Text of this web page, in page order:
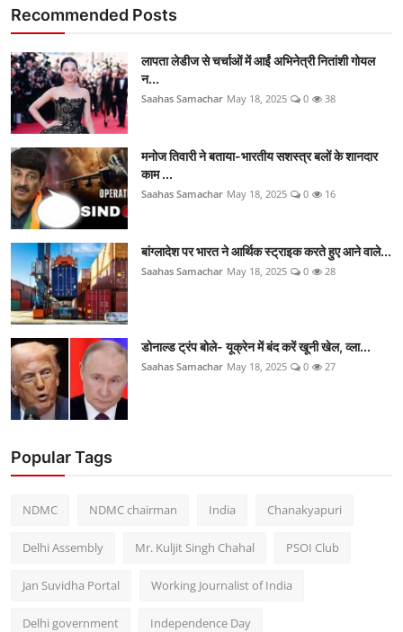
Recommended Posts
लापता लेडीज से चर्चाओं में आईं अभिनेत्री नितांशी गोयल
न...
Saahas Samachar May 18, 2025 0 38
मनोज तिवारी ने बताया-भारतीय सशस्त्र बलों के शानदार
काम ...
Saahas Samachar May 18, 2025 0 16
बांग्लादेश पर भारत ने आर्थिक स्ट्राइक करते हुए आने वाले...
Saahas Samachar May 18, 2025 0 28
डोनाल्ड ट्रंप बोले- यूक्रेन में बंद करें खूनी खेल, व्ला...
Saahas Samachar May 18, 2025 0 27
Popular Tags
NDMC NDMC chairman India Chanakyapuri
Delhi Assembly Mr. Kuljit Singh Chahal PSOI Club
Jan Suvidha Portal Working Journalist of India
Delhi government Independence Day